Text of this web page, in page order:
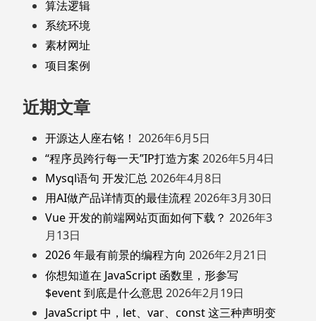
算法逻辑
系统环境
素材网址
项目案例
近期文章
开源达人座右铭！ 2026年6月5日
“程序员跨行每一天”IP打造方案 2026年5月4日
Mysql语句 开发汇总 2026年4月8日
用AI做产品详情页的最佳流程 2026年3月30日
Vue 开发的前端网站页面如何下载？ 2026年3
月13日
2026 年最有前景的编程方向 2026年2月21日
你想知道在 JavaScript 函数里，形参写
$event 到底是什么意思 2026年2月19日
JavaScript 中，let、var、const 这三种声明变